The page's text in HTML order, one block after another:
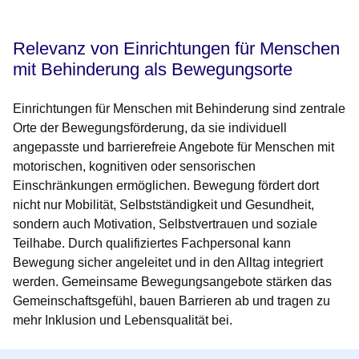
Relevanz von Einrichtungen für Menschen
mit Behinderung als Bewegungsorte
Einrichtungen für Menschen mit Behinderung sind zentrale
Orte der Bewegungsförderung, da sie individuell
angepasste und barrierefreie Angebote für Menschen mit
motorischen, kognitiven oder sensorischen
Einschränkungen ermöglichen. Bewegung fördert dort
nicht nur Mobilität, Selbstständigkeit und Gesundheit,
sondern auch Motivation, Selbstvertrauen und soziale
Teilhabe. Durch qualifiziertes Fachpersonal kann
Bewegung sicher angeleitet und in den Alltag integriert
werden. Gemeinsame Bewegungsangebote stärken das
Gemeinschaftsgefühl, bauen Barrieren ab und tragen zu
mehr Inklusion und Lebensqualität bei.